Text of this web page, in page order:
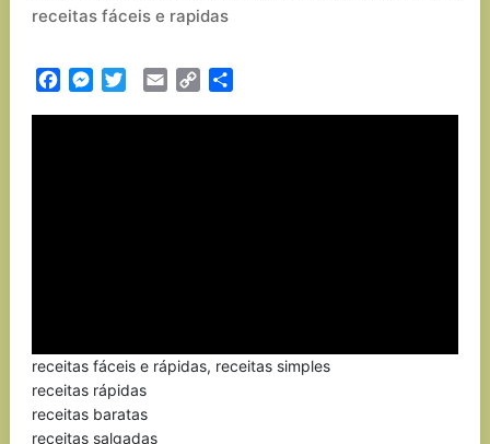
receitas fáceis e rapidas
FacebookMessenger
TwitterEmail Copy
receitas fáceis e rápidas, receitas simples
receitas rápidas
receitas baratas
receitas salgadas